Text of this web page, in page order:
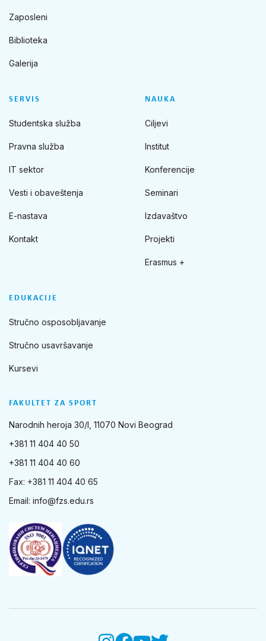
FAKULTET ZA SPORT
Narodnih heroja 30/I, 11070 Novi Beograd
+381 11 404 40 50
+381 11 404 40 60
Fax: +381 11 404 40 65
Email: info@fzs.edu.rs
Zaposleni
Biblioteka
Galerija
SERVIS
Studentska služba
Pravna služba
IT sektor
Vesti i obaveštenja
E-nastava
Kontakt
NAUKA
Ciljevi
Institut
Konferencije
Seminari
Izdavaštvo
Projekti
Erasmus +
EDUKACIJE
Stručno osposobljavanje
Stručno usavršavanje
Kursevi